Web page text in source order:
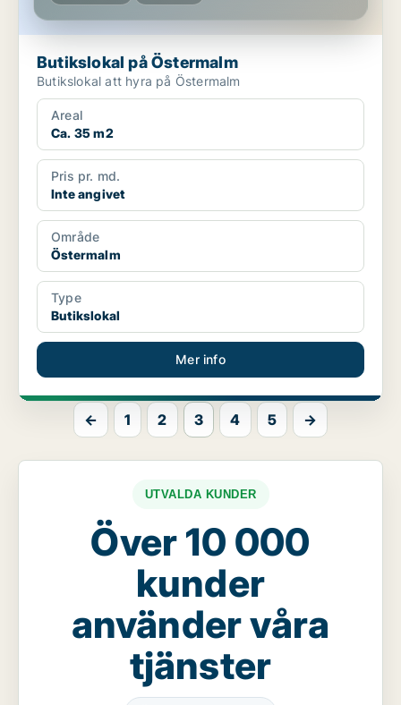
Butikslokal på Östermalm
Butikslokal att hyra på Östermalm
Areal
Ca. 35 m2
Pris pr. md.
Inte angivet
Område
Östermalm
Type
Butikslokal
Mer info
← 1 2 3 4 5 →
UTVALDA KUNDER
Över 10 000
kunder
använder våra
tjänster